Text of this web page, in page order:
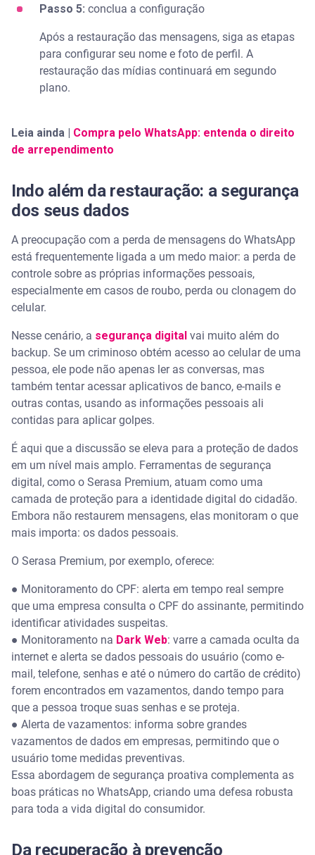
Passo 5: conclua a configuração
Após a restauração das mensagens, siga as etapas
para configurar seu nome e foto de perfil. A
restauração das mídias continuará em segundo
plano.
Leia ainda | Compra pelo WhatsApp: entenda o direito
de arrependimento
Indo além da restauração: a segurança
dos seus dados
A preocupação com a perda de mensagens do WhatsApp
está frequentemente ligada a um medo maior: a perda de
controle sobre as próprias informações pessoais,
especialmente em casos de roubo, perda ou clonagem do
celular.
Nesse cenário, a segurança digital vai muito além do
backup. Se um criminoso obtém acesso ao celular de uma
pessoa, ele pode não apenas ler as conversas, mas
também tentar acessar aplicativos de banco, e-mails e
outras contas, usando as informações pessoais ali
contidas para aplicar golpes.
É aqui que a discussão se eleva para a proteção de dados
em um nível mais amplo. Ferramentas de segurança
digital, como o Serasa Premium, atuam como uma
camada de proteção para a identidade digital do cidadão.
Embora não restaurem mensagens, elas monitoram o que
mais importa: os dados pessoais.
O Serasa Premium, por exemplo, oferece:
● Monitoramento do CPF: alerta em tempo real sempre
que uma empresa consulta o CPF do assinante, permitindo
identificar atividades suspeitas.
● Monitoramento na Dark Web: varre a camada oculta da
internet e alerta se dados pessoais do usuário (como e-
mail, telefone, senhas e até o número do cartão de crédito)
forem encontrados em vazamentos, dando tempo para
que a pessoa troque suas senhas e se proteja.
● Alerta de vazamentos: informa sobre grandes
vazamentos de dados em empresas, permitindo que o
usuário tome medidas preventivas.
Essa abordagem de segurança proativa complementa as
boas práticas no WhatsApp, criando uma defesa robusta
para toda a vida digital do consumidor.
Da recuperação à prevenção